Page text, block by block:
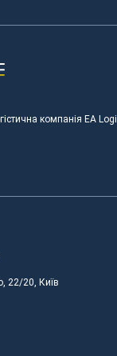
компанія EA
22/20, Київ